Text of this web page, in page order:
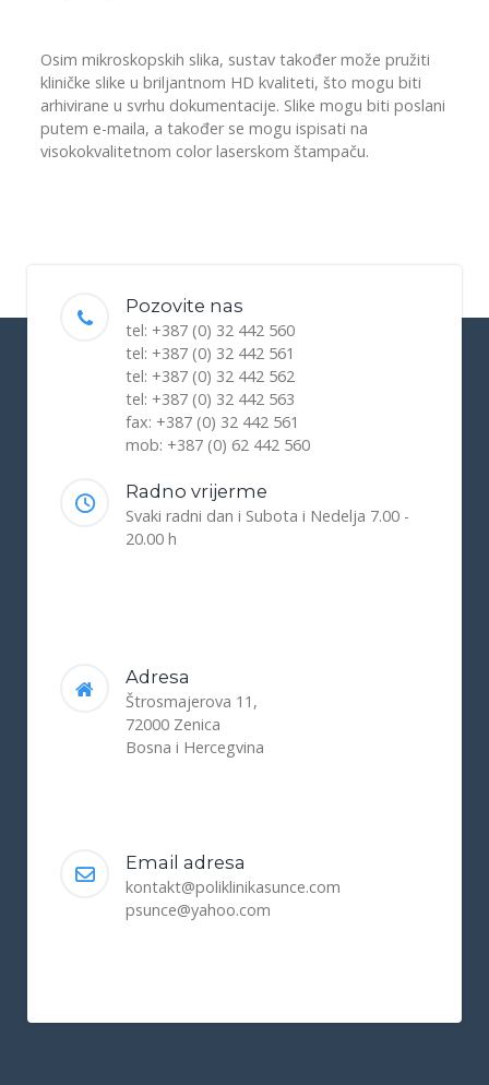
Osim mikroskopskih slika, sustav također može pružiti
kliničke slike u briljantnom HD kvaliteti, što mogu biti
arhivirane u svrhu dokumentacije. Slike mogu biti poslani
putem e-maila, a također se mogu ispisati na
visokokvalitetnom color laserskom štampaču.
Pozovite nas
tel: +387 (0) 32 442 560
tel: +387 (0) 32 442 561
tel: +387 (0) 32 442 562
tel: +387 (0) 32 442 563
fax: +387 (0) 32 442 561
mob: +387 (0) 62 442 560
Radno vrijerme
Svaki radni dan i Subota i Nedelja 7.00 -
20.00 h
Adresa
Štrosmajerova 11,
72000 Zenica
Bosna i Hercegvina
Email adresa
kontakt@poliklinikasunce.com
psunce@yahoo.com